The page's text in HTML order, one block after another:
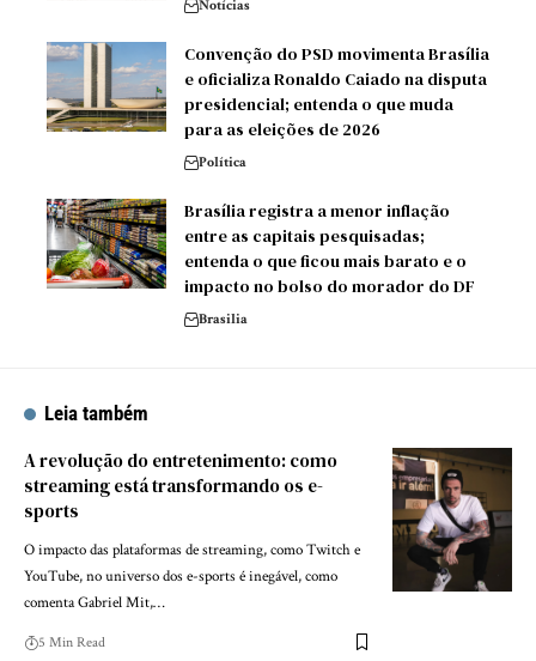
Notícias
Convenção do PSD movimenta Brasília
e oficializa Ronaldo Caiado na disputa
presidencial; entenda o que muda
para as eleições de 2026
Política
Brasília registra a menor inflação
entre as capitais pesquisadas;
entenda o que ficou mais barato e o
impacto no bolso do morador do DF
Brasilia
Leia também
A revolução do entretenimento: como
streaming está transformando os e-
sports
O impacto das plataformas de streaming, como Twitch e
YouTube, no universo dos e-sports é inegável, como
comenta Gabriel Mit,…
5 Min Read